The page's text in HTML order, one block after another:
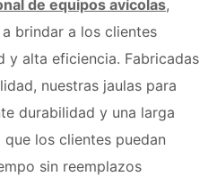
de equipos avícolas,
brindar a los clientes
y alta eficiencia. Fabricadas
nuestras jaulas para
durabilidad y una larga
los clientes puedan
sin reemplazos